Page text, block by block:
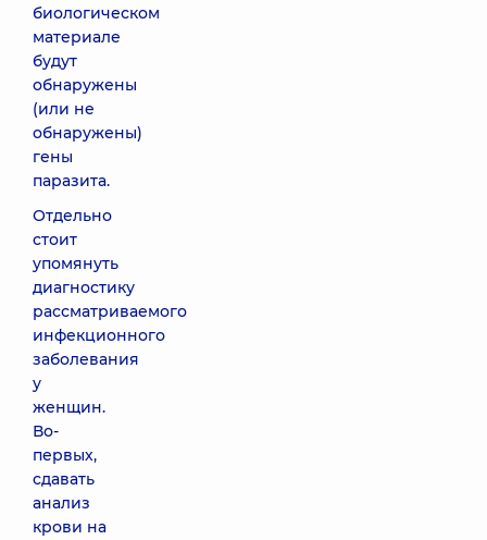
биологическом
материале
будут
обнаружены
(или не
обнаружены)
гены
паразита.
Отдельно
стоит
упомянуть
диагностику
рассматриваемого
инфекционного
заболевания
у
женщин.
Во-
первых,
сдавать
анализ
крови на